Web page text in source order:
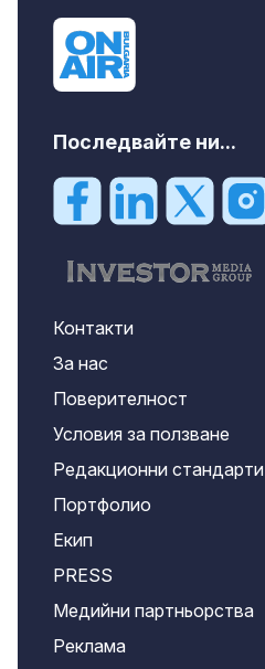
Последвайте ни...
Контакти
За нас
Поверителност
Условия за ползване
Редакционни стандарти
Портфолио
Екип
PRESS
Медийни партньорства
Реклама